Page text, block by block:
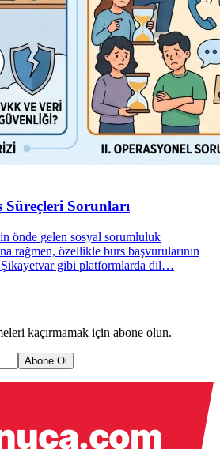
Sorunları
önde gelen sosyal sorumluluk
rağmen, özellikle burs başvurularının
Şikayetvar gibi platformlarda dil…
kaçırmamak için abone olun.
Abone Ol